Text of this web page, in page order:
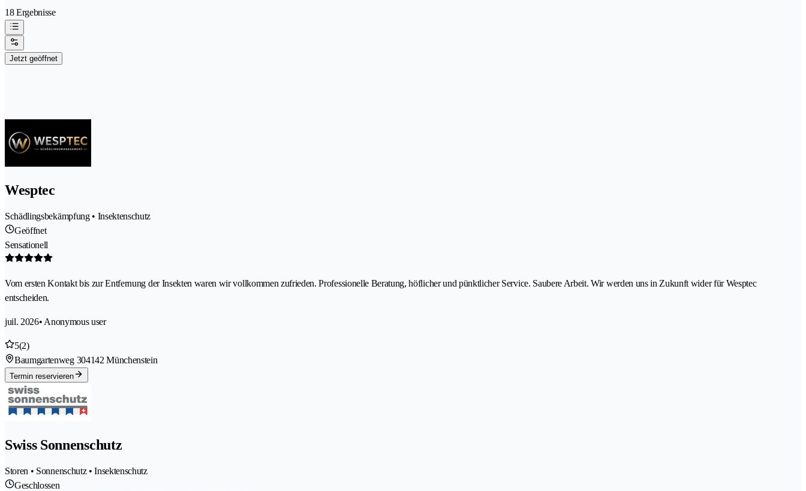
18 Ergebnisse
Jetzt geöffnet
Wesptec
Schädlingsbekämpfung • Insektenschutz
Geöffnet
Sensationell
Vom ersten Kontakt bis zur Entfernung der Insekten waren wir vollkommen zufrieden. Professionelle Beratung, höflicher und pünktlicher Service. Saubere Arbeit. Wir werden uns in Zukunft wider für Wesptec
entscheiden.
juil. 2026• Anonymous user
5(2)
Baumgartenweg 304142 Münchenstein
Termin reservieren
Swiss Sonnenschutz
Storen • Sonnenschutz • Insektenschutz
Geschlossen